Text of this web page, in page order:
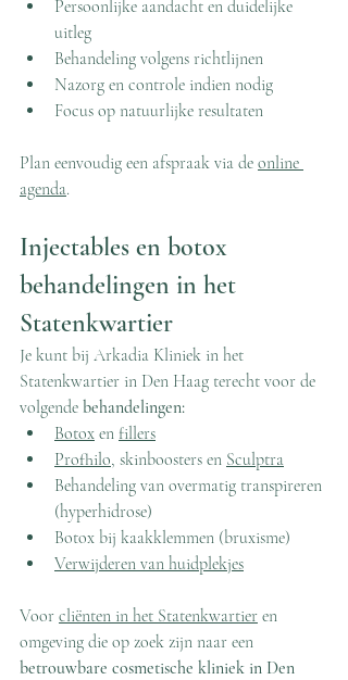
Persoonlijke aandacht en duidelijke
uitleg
Behandeling volgens richtlijnen
Nazorg en controle indien nodig
Focus op natuurlijke resultaten
Plan eenvoudig een afspraak via de online
agenda.
Injectables en botox
behandelingen in het
Statenkwartier
Je kunt bij Arkadia Kliniek in het
Statenkwartier in Den Haag terecht voor de
volgende behandelingen:
Botox en fillers
Profhilo, skinboosters en Sculptra
Behandeling van overmatig transpireren
(hyperhidrose)
Botox bij kaakklemmen (bruxisme)
Verwijderen van huidplekjes
Voor cliënten in het Statenkwartier en
omgeving die op zoek zijn naar een
betrouwbare cosmetische kliniek in Den